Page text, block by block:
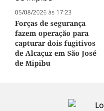
05/08/2026 às 17:23
Forças de segurança
fazem operação para
capturar dois fugitivos
de Alcaçuz em São José
de Mipibu